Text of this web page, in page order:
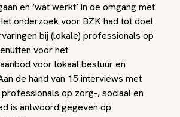
en ‘wat werkt’ in de omgang met
onderzoek voor BZK had tot doel
bij (lokale) professionals op
voor het
voor lokaal bestuur en
de hand van 15 interviews met
op zorg-, sociaal en
is antwoord gegeven op